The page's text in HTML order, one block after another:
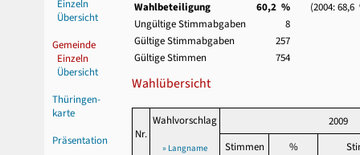
Einzeln
Übersicht
Gemeinde
Einzeln
Übersicht
Thüringen-
karte
Präsentation
Wahlbeteiligung
60,2 %
(2004: 68,6
Ungültige Stimmabgaben
8
Gültige Stimmabgaben
257
Gültige Stimmen
754
Wahlübersicht
Nr.
Wahlvorschlag
» Langname
2009
Stimmen
%